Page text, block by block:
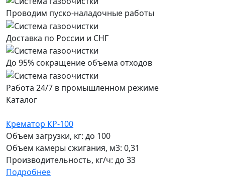
Проводим пуско-наладочные работы
Доставка по России и СНГ
До 95% сокращение объема отходов
Работа 24/7 в промышленном режиме
Каталог
Крематор КР-100
Объем загрузки, кг: до 100
Объем камеры сжигания, м3: 0,31
Производительность, кг/ч: до 33
Подробнее